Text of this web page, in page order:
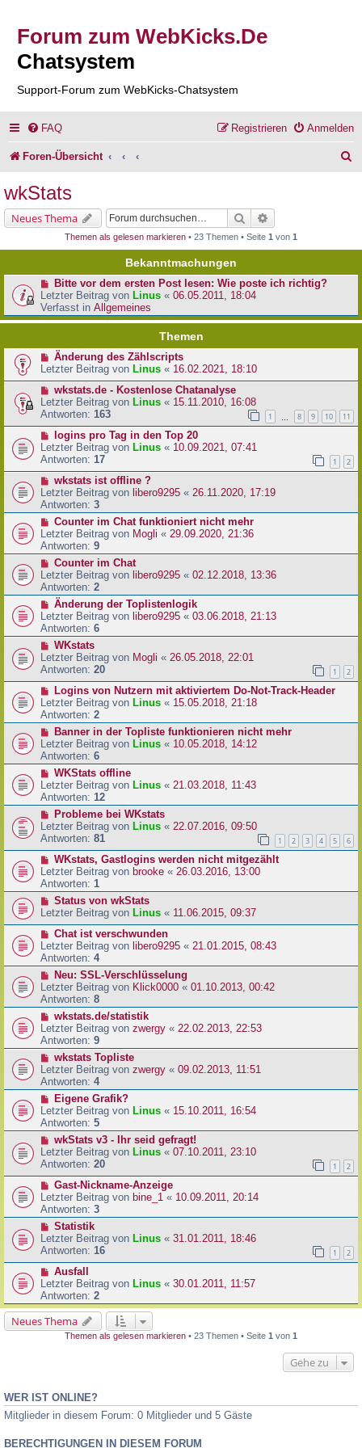
Forum zum WebKicks.De
Chatsystem
Support-Forum zum WebKicks-Chatsystem
FAQ Anmelden
Registrieren
Foren-Übersicht
e
wkStats
Neues Thema Suche
Themen als gelesen markieren • 23 Themen • Seite 1 von 1
Bekanntmachungen
Bitte vor dem ersten Post lesen: Wie poste ich richtig?
Letzter Beitrag von Linus « 06.05.2011, 18:04
Verfasst in Allgemeines
Themen
Änderung des Zählscripts
Letzter Beitrag von Linus « 16.02.2021, 18:10
wkstats.de - Kostenlose Chatanalyse
Letzter Beitrag von Linus « 15.11.2010, 16:08
Antworten: 163 1 8 9 10 11
logins pro Tag in den Top 20
Letzter Beitrag von Linus « 10.09.2021, 07:41
Antworten: 17 1 2
wkstats ist offline ?
Letzter Beitrag von libero9295 « 26.11.2020, 17:19
Antworten: 3
Counter im Chat funktioniert nicht mehr
Letzter Beitrag von Mogli « 29.09.2020, 21:36
Antworten: 9
Counter im Chat
Letzter Beitrag von libero9295 « 02.12.2018, 13:36
Antworten: 2
Änderung der Toplistenlogik
Letzter Beitrag von libero9295 « 03.06.2018, 21:13
Antworten: 6
WKstats
Letzter Beitrag von Mogli « 26.05.2018, 22:01
Antworten: 20 1 2
Logins von Nutzern mit aktiviertem Do-Not-Track-Header
Letzter Beitrag von Linus « 15.05.2018, 21:18
Antworten: 2
Banner in der Topliste funktionieren nicht mehr
Letzter Beitrag von Linus « 10.05.2018, 14:12
Antworten: 6
WKStats offline
Letzter Beitrag von Linus « 21.03.2018, 11:43
Antworten: 12
Probleme bei WKstats
Letzter Beitrag von Linus « 22.07.2016, 09:50
Antworten: 81 1 2 3 4 5 6
WKstats, Gastlogins werden nicht mitgezählt
Letzter Beitrag von brooke « 26.03.2016, 13:00
Antworten: 1
Status von wkStats
Letzter Beitrag von Linus « 11.06.2015, 09:37
Chat ist verschwunden
Letzter Beitrag von libero9295 « 21.01.2015, 08:43
Antworten: 4
Neu: SSL-Verschlüsselung
Letzter Beitrag von Klick0000 « 01.10.2013, 00:42
Antworten: 8
wkstats.de/statistik
Letzter Beitrag von zwergy « 22.02.2013, 22:53
Antworten: 9
wkstats Topliste
Letzter Beitrag von zwergy « 09.02.2013, 11:51
Antworten: 4
Eigene Grafik?
Letzter Beitrag von Linus « 15.10.2011, 16:54
Antworten: 5
wkStats v3 - Ihr seid gefragt!
Letzter Beitrag von Linus « 07.10.2011, 23:10
Antworten: 20 1 2
Gast-Nickname-Anzeige
Letzter Beitrag von bine_1 « 10.09.2011, 20:14
Antworten: 3
Statistik
Letzter Beitrag von Linus « 31.01.2011, 18:46
Antworten: 16 1 2
Ausfall
Letzter Beitrag von Linus « 30.01.2011, 11:57
Antworten: 2
Neues Thema
Themen als gelesen markieren • 23 Themen • Seite 1 von 1
Gehe zu
WER IST ONLINE?
Mitglieder in diesem Forum: 0 Mitglieder und 5 Gäste
BERECHTIGUNGEN IN DIESEM FORUM